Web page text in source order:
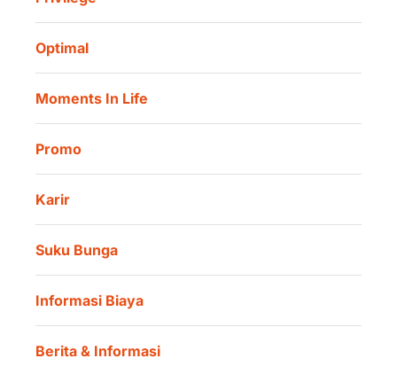
Danamon Cash Connect User Guidelines
Danamon Digital Onboarding
Danamon QR Merchant
Optimal
Moments In Life
Promo
Karir
Suku Bunga
Informasi Biaya
Berita & Informasi